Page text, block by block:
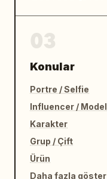
Konular
Portre / Selfie
Influencer / Model
Karakter
Grup / Çift
Ürün
Daha fazla göster